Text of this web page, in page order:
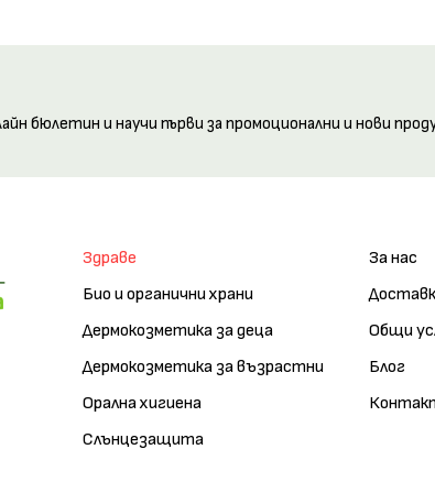
бюлетин и научи първи за промоционални и нови
Здраве
Био и органични храни
Дермокозметика за деца
Дермокозметика за възрастни
Орална хигиена
Слънцезащита
За нас
Общи
Блог